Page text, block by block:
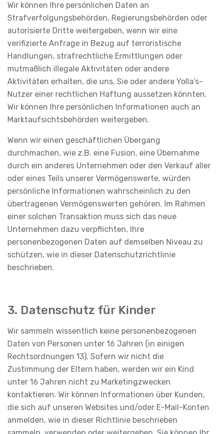
Wir können Ihre persönlichen Daten an
Strafverfolgungsbehörden, Regierungsbehörden oder
autorisierte Dritte weitergeben, wenn wir eine
verifizierte Anfrage in Bezug auf terroristische
Handlungen, strafrechtliche Ermittlungen oder
mutmaßlich illegale Aktivitäten oder andere
Aktivitäten erhalten, die uns, Sie oder andere Yolla’s-
Nutzer einer rechtlichen Haftung aussetzen könnten.
Wir können Ihre persönlichen Informationen auch an
Marktaufsichtsbehörden weitergeben.
Wenn wir einen geschäftlichen Übergang
durchmachen, wie z.B. eine Fusion, eine Übernahme
durch ein anderes Unternehmen oder den Verkauf aller
oder eines Teils unserer Vermögenswerte, würden
persönliche Informationen wahrscheinlich zu den
übertragenen Vermögenswerten gehören. Im Rahmen
einer solchen Transaktion muss sich das neue
Unternehmen dazu verpflichten, Ihre
personenbezogenen Daten auf demselben Niveau zu
schützen, wie in dieser Datenschutzrichtlinie
beschrieben.
3. Datenschutz für Kinder
Wir sammeln wissentlich keine personenbezogenen
Daten von Personen unter 16 Jahren (in einigen
Rechtsordnungen 13). Sofern wir nicht die
Zustimmung der Eltern haben, werden wir ein Kind
unter 16 Jahren nicht zu Marketingzwecken
kontaktieren. Wir können Informationen über Kunden,
die sich auf unseren Websites und/oder E-Mail-Konten
anmelden, wie in dieser Richtlinie beschrieben